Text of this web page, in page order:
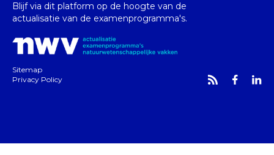
Blijf via dit platform op de hoogte van de
actualisatie van de examenprogramma's.
Sitemap
Privacy Policy